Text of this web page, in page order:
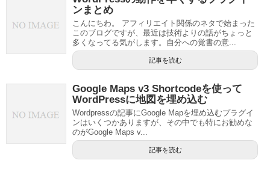
ンまとめ
こんにちわ。 アフィリエイト関係のネタで始まった
このブログですが、最近は技術よりの話がちょっと
多くなってる気がします。自分への覚書の意...
記事を読む
Google Maps v3 Shortcodeを使って
WordPressに地図を埋め込む
Wordpressの記事にGoogle Mapを埋め込むプラグイ
ンはいくつかありますが、その中でも特にお勧めな
のがGoogle Maps v...
記事を読む